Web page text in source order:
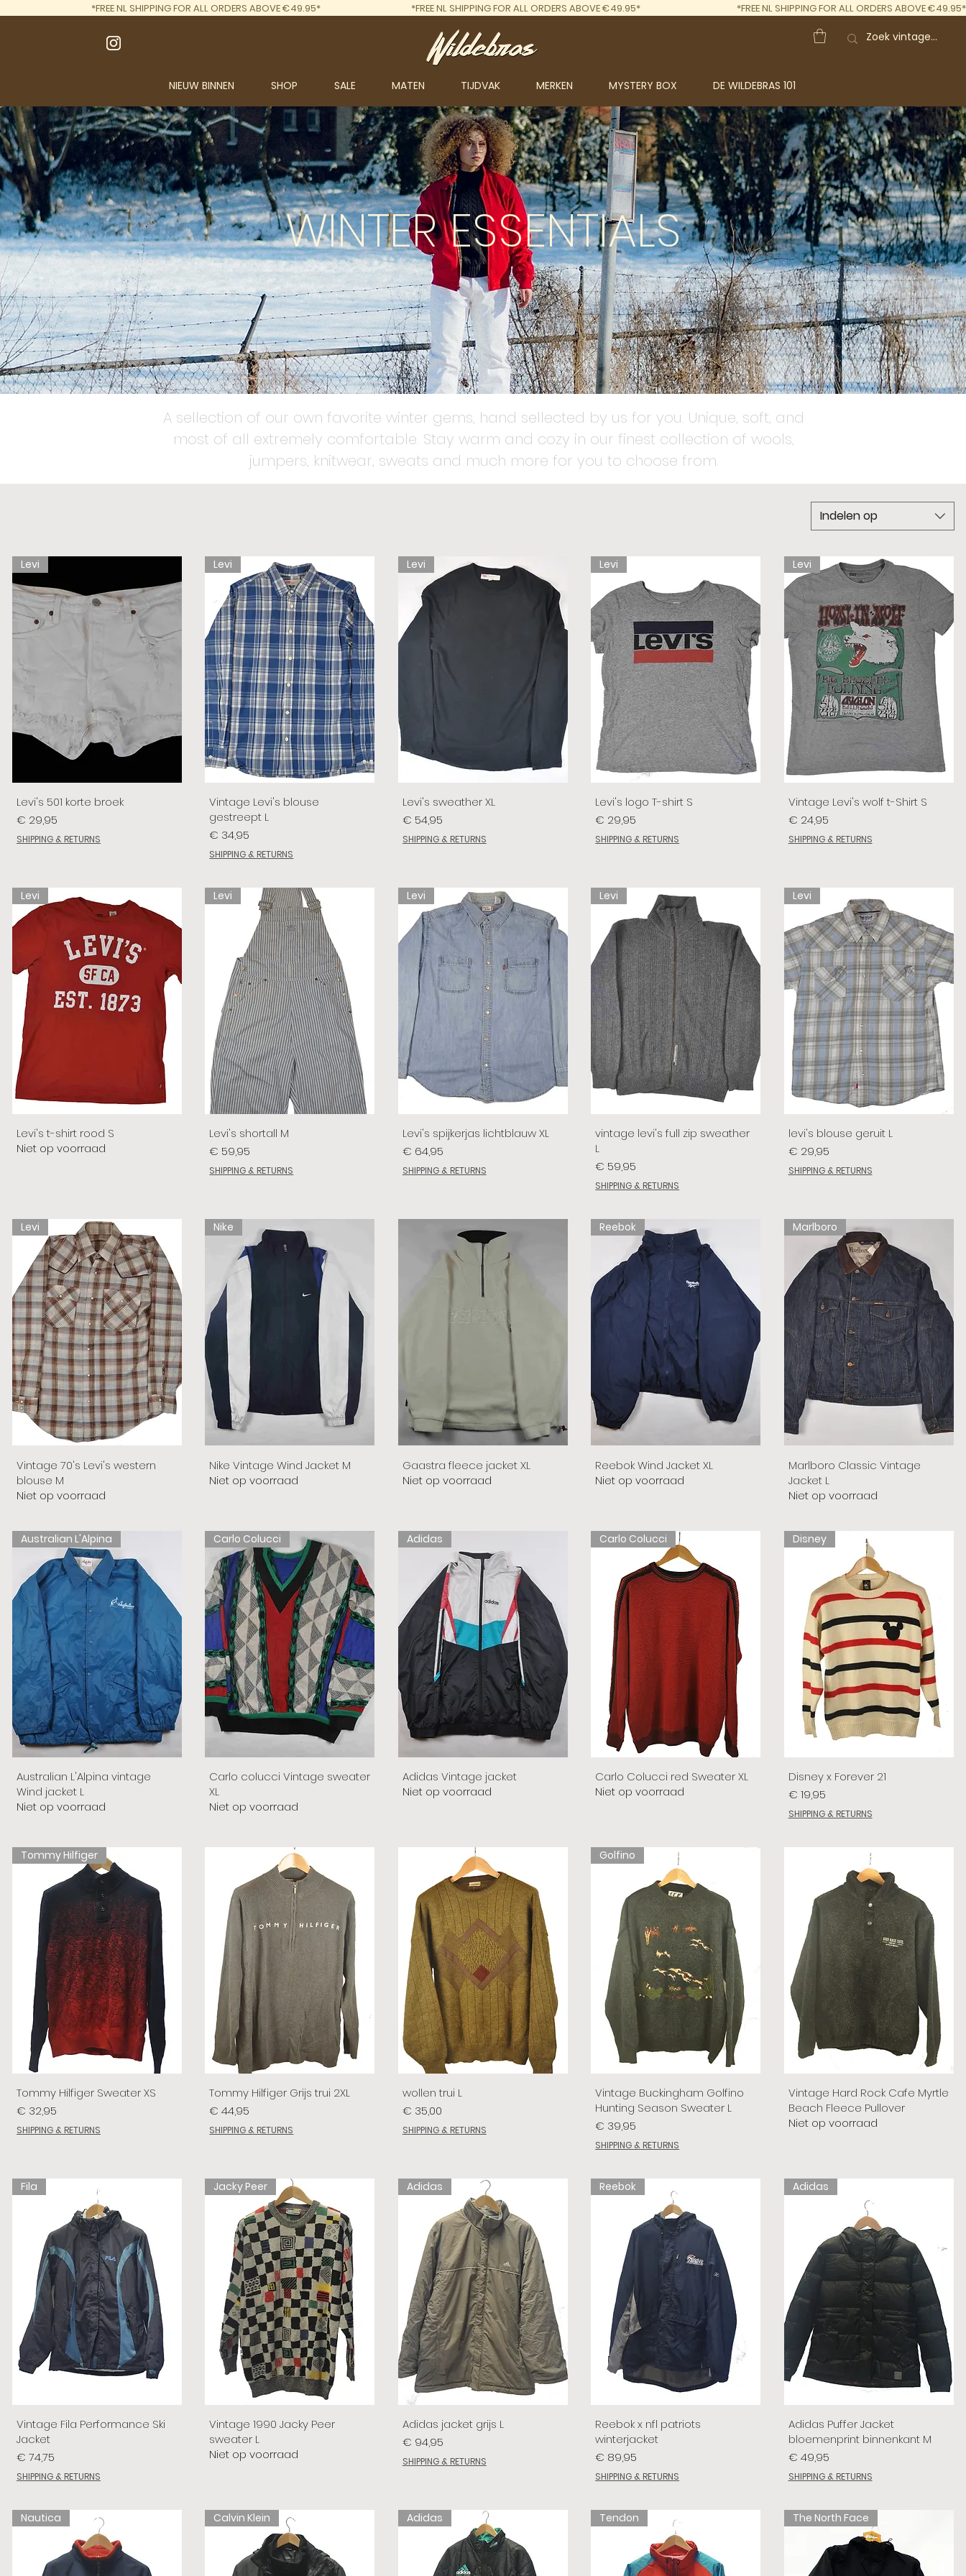
NIEUW BINNEN SHOP SALE MATEN TIJDVAK MERKEN MYSTERY BOX DE WILDEBRAS 101
*FREE NL SHIPPING FOR ALL ORDERS ABOVE €49.95* *FREE NL SHIPPING FOR ALL ORDERS ABOVE €49.95* *FREE NL SHIPPING FOR ALL ORDERS ABOVE €49.95*
WINTERESSENTIALS
A sellection of our own favorite winter gems, hand sellected by us for you. Unique, soft, and
most of all extremely comfortable. Stay warm and cozy in our finest collection of wools,
jumpers, knitwear, sweats and much more for you to choose from.
Indelen op
Levi
Levi's 501 korte broek
Prijs
€ 29,95
SHIPPING & RETURNS
Levi
Vintage Levi's blouse
gestreept L
Prijs
€ 34,95
SHIPPING & RETURNS
Levi
Levi's sweather XL
Prijs
€ 54,95
SHIPPING & RETURNS
Levi
Levi's logo T-shirt S
Prijs
€ 29,95
SHIPPING & RETURNS
Levi
Vintage Levi's wolf t-Shirt S
Prijs
€ 24,95
SHIPPING & RETURNS
Levi
Levi's t-shirt rood S
Niet op voorraad
Levi
Levi's shortall M
Prijs
€ 59,95
SHIPPING & RETURNS
Levi
Levi's spijkerjas lichtblauw XL
Prijs
€ 64,95
SHIPPING & RETURNS
Levi
vintage levi's full zip sweather
L
Prijs
€ 59,95
SHIPPING & RETURNS
Levi
levi's blouse geruit L
Prijs
€ 29,95
SHIPPING & RETURNS
Levi
Vintage 70's Levi's western
blouse M
Niet op voorraad
Nike
Nike Vintage Wind Jacket M
Niet op voorraad
Gaastra fleece jacket XL
Niet op voorraad
Reebok
Reebok Wind Jacket XL
Niet op voorraad
Marlboro
Marlboro Classic Vintage
Jacket L
Niet op voorraad
Australian L'Alpina
Australian L'Alpina vintage
Wind jacket L
Niet op voorraad
Carlo Colucci
Carlo colucci Vintage sweater
XL
Niet op voorraad
Adidas
Adidas Vintage jacket
Niet op voorraad
Carlo Colucci
Carlo Colucci red Sweater XL
Niet op voorraad
Disney
Disney x Forever 21
Prijs
€ 19,95
SHIPPING & RETURNS
Tommy Hilfiger
Tommy Hilfiger Sweater XS
Prijs
€ 32,95
SHIPPING & RETURNS
Tommy Hilfiger Grijs trui 2XL
Prijs
€ 44,95
SHIPPING & RETURNS
wollen trui L
Prijs
€ 35,00
SHIPPING & RETURNS
Golfino
Vintage Buckingham Golfino
Hunting Season Sweater L
Prijs
€ 39,95
SHIPPING & RETURNS
Vintage Hard Rock Cafe Myrtle
Beach Fleece Pullover
Niet op voorraad
Fila
Vintage Fila Performance Ski
Jacket
Prijs
€ 74,75
SHIPPING & RETURNS
Jacky Peer
Vintage 1990 Jacky Peer
sweater L
Niet op voorraad
Adidas
Adidas jacket grijs L
Prijs
€ 94,95
SHIPPING & RETURNS
Reebok
Reebok x nfl patriots
winterjacket
Prijs
€ 89,95
SHIPPING & RETURNS
Adidas
Adidas Puffer Jacket
bloemenprint binnenkant M
Prijs
€ 49,95
SHIPPING & RETURNS
Nautica Calvin Klein Adidas Tendon The North Face